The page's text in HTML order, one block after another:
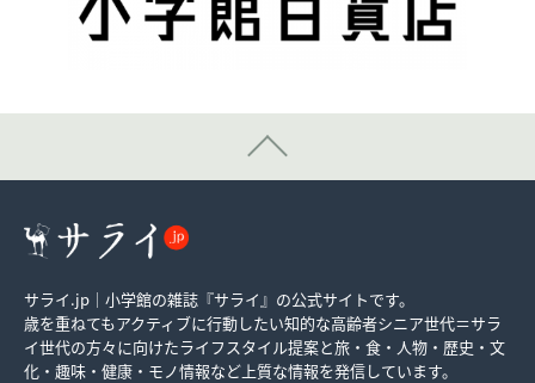
サライ.jp｜小学館の雑誌『サライ』の公式サイトです。
歳を重ねてもアクティブに行動したい知的な高齢者シニア世代＝サラ
イ世代の方々に向けたライフスタイル提案と旅・食・人物・歴史・文
化・趣味・健康・モノ情報など上質な情報を発信しています。